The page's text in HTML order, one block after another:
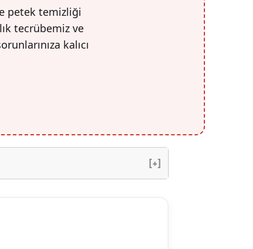
petek temizliği
tecrübemiz ve
kalıcı
[+]